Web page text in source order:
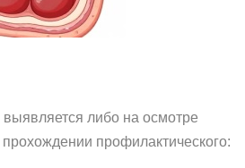
либо на осмотре
профилактического: